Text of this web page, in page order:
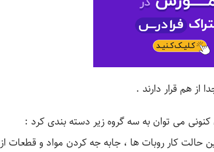
از هم قرار دارند .
كنونی می توان به سه گروه زیر دسته بندی كرد :
حالت كار روبات ها ، جابه جه كردن مواد و قطعات از